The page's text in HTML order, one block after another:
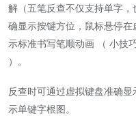
解（五笔反查不仅支持单字
确显示按键方位，鼠标悬停
示标准书写笔顺动画 （ 小技
）。
反查时可通过虚拟键盘准确
示单键字根图。